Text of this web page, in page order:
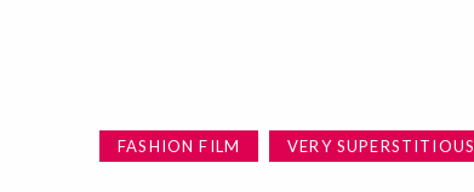
FASHION FILM VERY SUPERSTITIOUS